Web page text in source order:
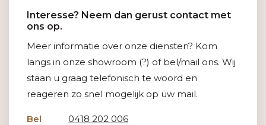
Interesse? Neem dan gerust contact met
ons op.
Meer informatie over onze diensten? Kom
langs in onze showroom (?) of bel/mail ons. Wij
staan u graag telefonisch te woord en
reageren zo snel mogelijk op uw mail.
Bel
0418 202 006